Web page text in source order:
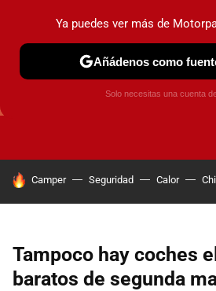
GUÍAS DE COMPRA OFERTAS DE
HOY SE HABLA DE
Camper Seguridad Calor
Tampoco hay coches
baratos de segunda
Ya puedes ver más de
Añádenos como
Solo necesitas una cuenta